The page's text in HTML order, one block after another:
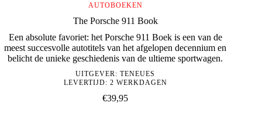
AUTOBOEKEN
The Porsche 911 Book
Een absolute favoriet: het Porsche 911 Boek is een van de
meest succesvolle autotitels van het afgelopen decennium en
belicht de unieke geschiedenis van de ultieme sportwagen.
UITGEVER:TENEUES
LEVERTIJD: 2 WERKDAGEN
€39,95